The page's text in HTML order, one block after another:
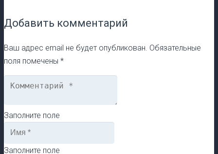
Добавить комментарий
Ваш адрес email не будет опубликован. Обязательные
поля помечены *
Заполните поле
Заполните поле